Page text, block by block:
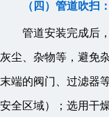
（四）管道吹扫
管道安装完成后
灰尘、杂物等，避免
末端的阀门、过滤器
安全区域）；选用干